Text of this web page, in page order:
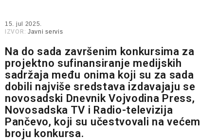
15. jul 2025.
IZVOR: Javni servis
Na do sada završenim konkursima za
projektno sufinansiranje medijskih
sadržaja među onima koji su za sada
dobili najviše sredstava izdavajaju se
novosadski Dnevnik Vojvodina Press,
Novosadska TV i Radio-televizija
Pančevo, koji su učestvovali na većem
broju konkursa.